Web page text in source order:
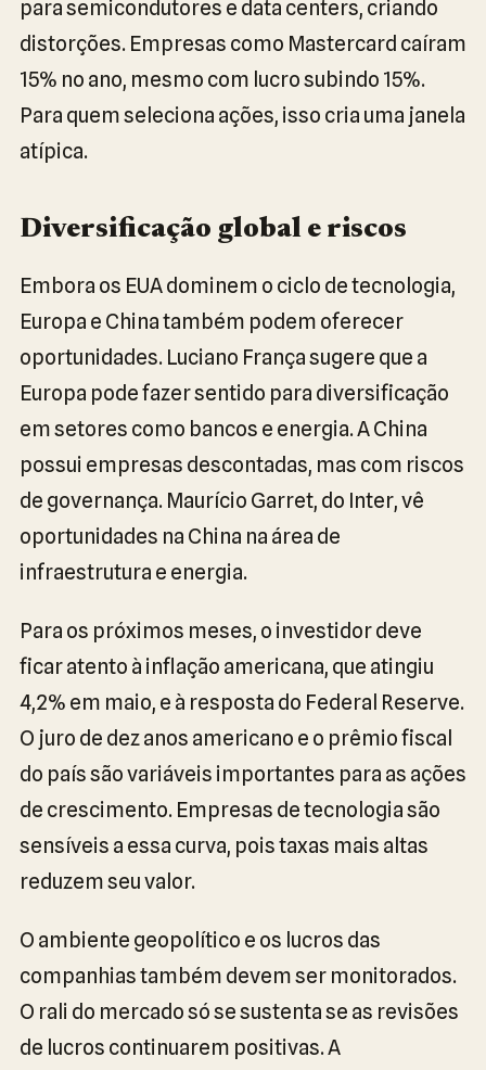
para semicondutores e data centers, criando
distorções. Empresas como Mastercard caíram
15% no ano, mesmo com lucro subindo 15%.
Para quem seleciona ações, isso cria uma janela
atípica.
Diversificação global e riscos
Embora os EUA dominem o ciclo de tecnologia,
Europa e China também podem oferecer
oportunidades. Luciano França sugere que a
Europa pode fazer sentido para diversificação
em setores como bancos e energia. A China
possui empresas descontadas, mas com riscos
de governança. Maurício Garret, do Inter, vê
oportunidades na China na área de
infraestrutura e energia.
Para os próximos meses, o investidor deve
ficar atento à inflação americana, que atingiu
4,2% em maio, e à resposta do Federal Reserve.
O juro de dez anos americano e o prêmio fiscal
do país são variáveis importantes para as ações
de crescimento. Empresas de tecnologia são
sensíveis a essa curva, pois taxas mais altas
reduzem seu valor.
O ambiente geopolítico e os lucros das
companhias também devem ser monitorados.
O rali do mercado só se sustenta se as revisões
de lucros continuarem positivas. A